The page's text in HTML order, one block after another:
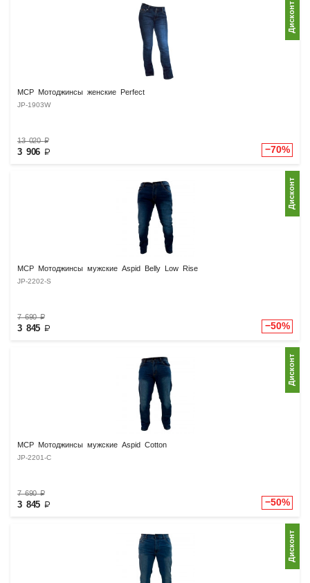
MCP Мотоджинсы женские Perfect
JP-1903W
13 020₽
3 906 ₽ −70%
Дисконт
MCP Мотоджинсы мужские Aspid Belly Low Rise
JP-2202-S
7 690₽
3 845 ₽ −50%
Дисконт
MCP Мотоджинсы мужские Aspid Cotton
JP-2201-C
7 690₽
3 845 ₽ −50%
Дисконт
Дисконт